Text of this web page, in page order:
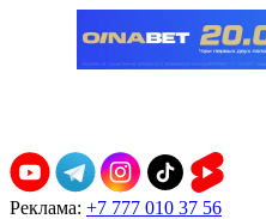
Реклама: +7 777 010 37 56